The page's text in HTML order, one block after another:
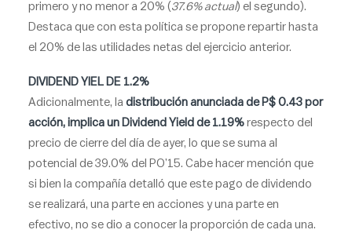
primero y no menor a 20% ( 37.6% actual) el segundo).
Destaca que con esta política se propone repartir hasta
el 20% de las utilidades netas del ejercicio anterior.
DIVIDEND YIEL DE 1.2%
Adicionalmente, la distribución anunciada de P$ 0.43 por
acción, implica un Dividend Yield de 1.19% respecto del
precio de cierre del día de ayer, lo que se suma al
potencial de 39.0% del PO’15. Cabe hacer mención que
si bien la compañía detalló que este pago de dividendo
se realizará, una parte en acciones y una parte en
efectivo, no se dio a conocer la proporción de cada una.